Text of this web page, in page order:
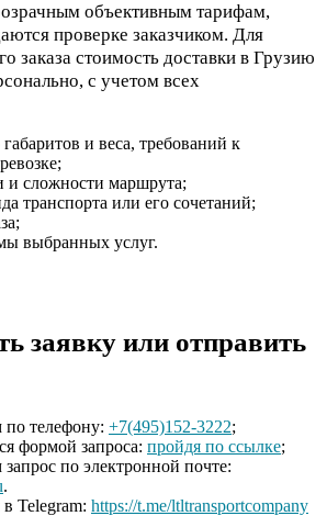
объективным тарифам,
проверке заказчиком. Для
заказа стоимость доставки в Грузию
с учетом всех
габаритов и веса, требований к
и сложности маршрута;
транспорта или его сочетаний;
выбранных услуг.
заявку или отправить
телефону: +7(495)152-3222;
формой запроса: пройдя по ссылке;
по электронной почте:
.
Telegram: https://t.me/ltltransportcompany